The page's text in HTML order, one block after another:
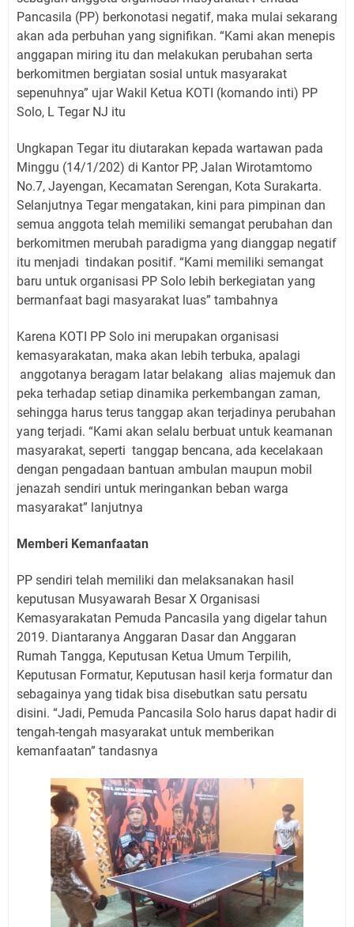
Pancasila (PP) berkonotasi negatif, maka mulai sekarang
akan ada perbuhan yang signifikan. “Kami akan menepis
anggapan miring itu dan melakukan perubahan serta
berkomitmen bergiatan sosial untuk masyarakat
sepenuhnya” ujar Wakil Ketua KOTI (komando inti) PP
Solo, L Tegar NJ itu
Ungkapan Tegar itu diutarakan kepada wartawan pada
Minggu (14/1/202) di Kantor PP, Jalan Wirotamtomo
No.7, Jayengan, Kecamatan Serengan, Kota Surakarta.
Selanjutnya Tegar mengatakan, kini para pimpinan dan
semua anggota telah memiliki semangat perubahan dan
berkomitmen merubah paradigma yang dianggap negatif
itu menjadi tindakan positif. “Kami memiliki semangat
baru untuk organisasi PP Solo lebih berkegiatan yang
bermanfaat bagi masyarakat luas” tambahnya
Karena KOTI PP Solo ini merupakan organisasi
kemasyarakatan, maka akan lebih terbuka, apalagi
anggotanya beragam latar belakang alias majemuk dan
peka terhadap setiap dinamika perkembangan zaman,
sehingga harus terus tanggap akan terjadinya perubahan
yang terjadi. “Kami akan selalu berbuat untuk keamanan
masyarakat, seperti tanggap bencana, ada kecelakaan
dengan pengadaan bantuan ambulan maupun mobil
jenazah sendiri untuk meringankan beban warga
masyarakat” lanjutnya
Memberi Kemanfaatan
PP sendiri telah memiliki dan melaksanakan hasil
keputusan Musyawarah Besar X Organisasi
Kemasyarakatan Pemuda Pancasila yang digelar tahun
2019. Diantaranya Anggaran Dasar dan Anggaran
Rumah Tangga, Keputusan Ketua Umum Terpilih,
Keputusan Formatur, Keputusan hasil kerja formatur dan
sebagainya yang tidak bisa disebutkan satu persatu
disini. “Jadi, Pemuda Pancasila Solo harus dapat hadir di
tengah-tengah masyarakat untuk memberikan
kemanfaatan” tandasnya